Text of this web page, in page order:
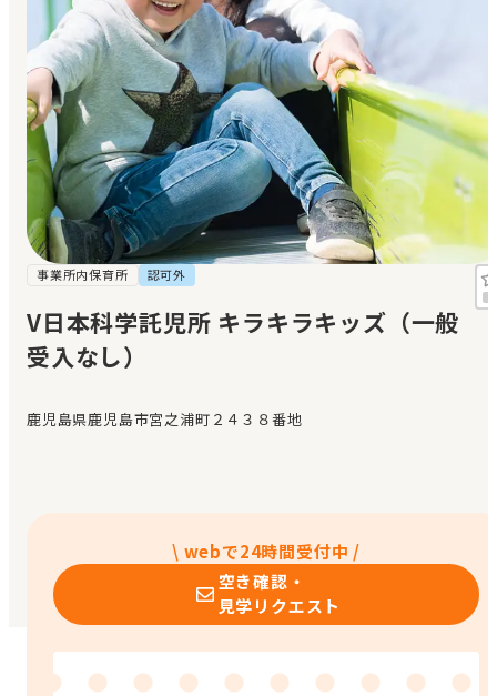
マイページ
閲覧履歴
お気に入り
見学日記
メッセージ
おすすめの園
コラム
お知らせ
事業所内保育所 認可外
V日本科学託児所 キラキラキッズ（一般
受入なし）
鹿児島県鹿児島市宮之浦町２４３８番地
\ webで24時間受付中 /
空き確認・
見学リクエスト